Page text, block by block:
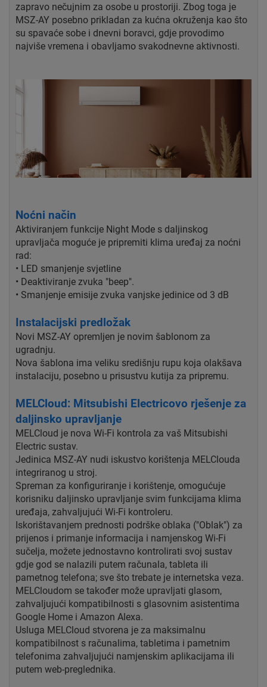
zapravo nečujnim za osobe u prostoriji. Zbog toga je
MSZ-AY posebno prikladan za kućna okruženja kao što
su spavaće sobe i dnevni boravci, gdje provodimo
najviše vremena i obavljamo svakodnevne aktivnosti.
Noćni način
Aktiviranjem funkcije Night Mode s daljinskog
upravljača moguće je pripremiti klima uređaj za noćni
rad:
• LED smanjenje svjetline
• Deaktiviranje zvuka "beep".
• Smanjenje emisije zvuka vanjske jedinice od 3 dB
Instalacijski predložak
Novi MSZ-AY opremljen je novim šablonom za
ugradnju.
Nova šablona ima veliku središnju rupu koja olakšava
instalaciju, posebno u prisustvu kutija za pripremu.
MELCloud: Mitsubishi Electricovo rješenje za
daljinsko upravljanje
MELCloud je nova Wi-Fi kontrola za vaš Mitsubishi
Electric sustav.
Jedinica MSZ-AY nudi iskustvo korištenja MELClouda
integriranog u stroj.
Spreman za konfiguriranje i korištenje, omogućuje
korisniku daljinsko upravljanje svim funkcijama klima
uređaja, zahvaljujući Wi-Fi kontroleru.
Iskorištavanjem prednosti podrške oblaka ("Oblak") za
prijenos i primanje informacija i namjenskog Wi-Fi
sučelja, možete jednostavno kontrolirati svoj sustav
gdje god se nalazili putem računala, tableta ili
pametnog telefona; sve što trebate je internetska veza.
MELCloudom se također može upravljati glasom,
zahvaljujući kompatibilnosti s glasovnim asistentima
Google Home i Amazon Alexa.
Usluga MELCloud stvorena je za maksimalnu
kompatibilnost s računalima, tabletima i pametnim
telefonima zahvaljujući namjenskim aplikacijama ili
putem web-preglednika.